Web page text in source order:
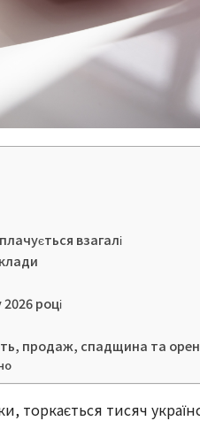
взагалі
році
продаж, спадщина та
торкається тисяч